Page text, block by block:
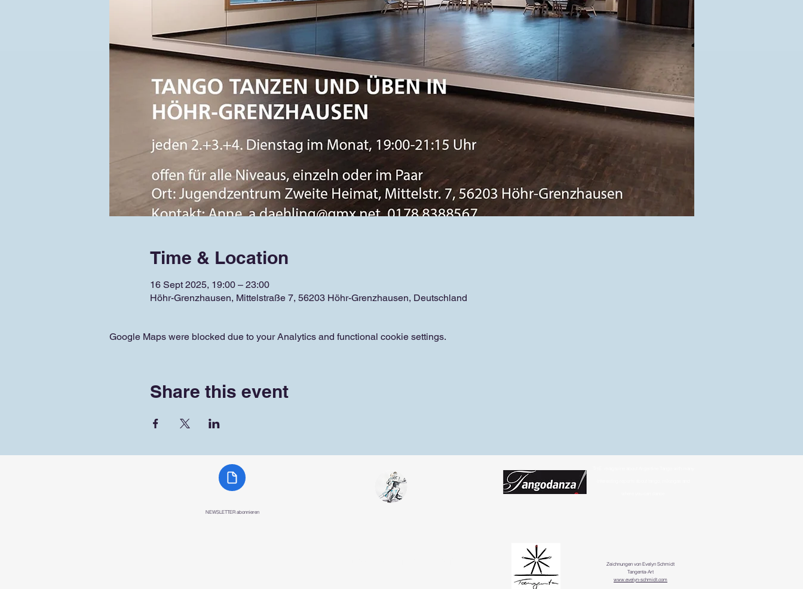
Time & Location
16 Sept 2025, 19:00 – 23:00
Höhr-Grenzhausen, Mittelstraße 7, 56203 Höhr-Grenzhausen, Deutschland
Google Maps were blocked due to your Analytics and functional cookie settings.
Share this event
NEWSLETTER abonnieren
Zeichnungen von Evelyn Schmidt
Tangenta-Art
www.evelyn-schmidt.com